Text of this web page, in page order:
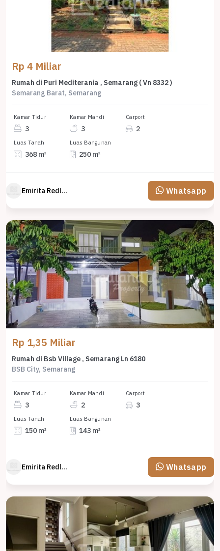
Rp 4 Miliar
Rumah di Puri Mediterania , Semarang ( Vn 8332 )
Semarang Barat, Semarang
Kamar Tidur
3
Kamar Mandi
3
Carport
2
Luas Tanah
368 m²
Luas Bangunan
250 m²
Emirita Redland Whatsapp
Rp 1,35 Miliar
Rumah di Bsb Village , Semarang Ln 6180
BSB City, Semarang
Kamar Tidur
3
Kamar Mandi
2
Carport
3
Luas Tanah
150 m²
Luas Bangunan
143 m²
Emirita Redland Whatsapp